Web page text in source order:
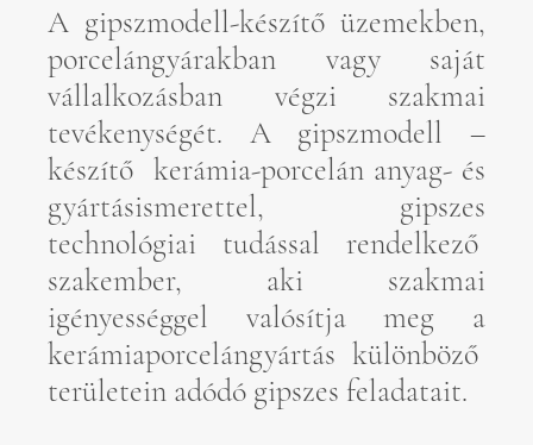
A gipszmodell-készítő üzemekben,
porcelángyárakban vagy saját
vállalkozásban végzi szakmai
tevékenységét. A gipszmodell –
készítő kerámia-porcelán anyag- és
gyártásismerettel, gipszes
technológiai tudással rendelkező
szakember, aki szakmai
igényességgel valósítja meg a
kerámiaporcelángyártás különböző
területein adódó gipszes feladatait.